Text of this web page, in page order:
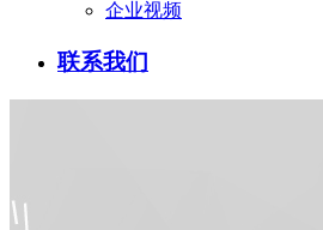
企业视频
联系我们